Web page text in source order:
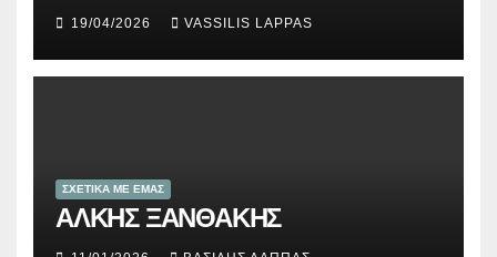
19/04/2026 VASSILIS LAPPAS
ΣΧΕΤΙΚΑ ΜΕ ΕΜΑΣ
ΑΛΚΗΣ ΞΑΝΘΑΚΗΣ